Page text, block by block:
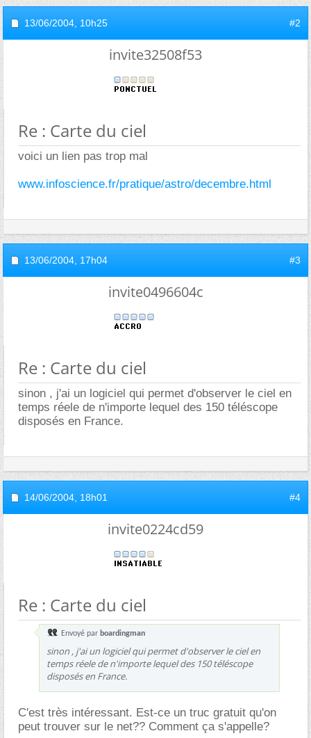
13/06/2004, 10h25 #2
invite32508f53
Re : Carte du ciel
voici un lien pas trop mal
www.infoscience.fr/pratique/astro/decembre.html
13/06/2004, 17h04 #3
invite0496604c
Re : Carte du ciel
sinon , j'ai un logiciel qui permet d'observer le ciel en
temps réele de n'importe lequel des 150 téléscope
disposés en France.
14/06/2004, 18h01 #4
invite0224cd59
Re : Carte du ciel
Envoyé par boardingman
sinon , j'ai un logiciel qui permet d'observer le ciel en
temps réele de n'importe lequel des 150 téléscope
disposés en France.
C'est très intéressant. Est-ce un truc gratuit qu'on
peut trouver sur le net?? Comment ça s'appelle?